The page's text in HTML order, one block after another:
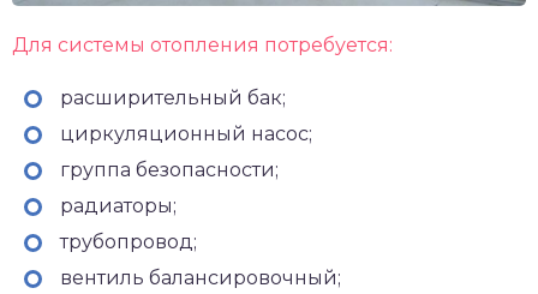
Для системы отопления потребуется:
расширительный бак;
циркуляционный насос;
группа безопасности;
радиаторы;
трубопровод;
вентиль балансировочный;